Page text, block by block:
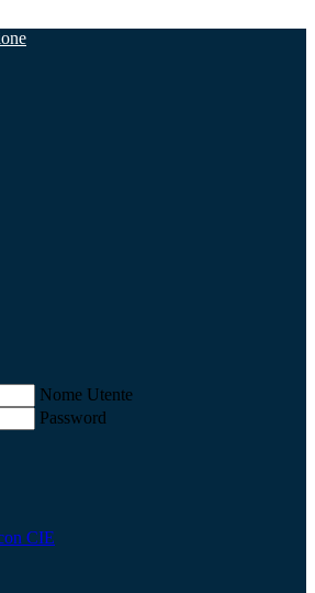
Nome Utente
Password
CIE